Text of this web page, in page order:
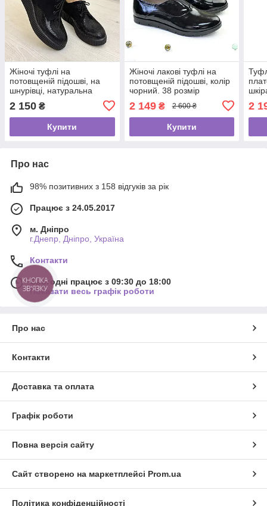
Жіночі туфлі на
потовщеній підошві, на
шнурівці, натуральна
2 150 ₴
Купити
Жіночі лакові туфлі на
потовщеній підошві, колір
чорний. 38 розмір
2 149₴ 2 600 ₴
Купити
2
Про нас
98% позитивних з 158 відгуків за рік
Працює з 24.05.2017
м. Дніпро
г.Днепр, Дніпро, Україна
Контакти
Сьогодні працює з 09:30 до 18:00
Показати весь графік роботи
Про нас
Контакти
Доставка та оплата
Графік роботи
Повна версія сайту
Сайт створено на маркетплейсі Prom.ua
Політика конфіденційності
КНОПКА
ЗВ'ЯЗКУ